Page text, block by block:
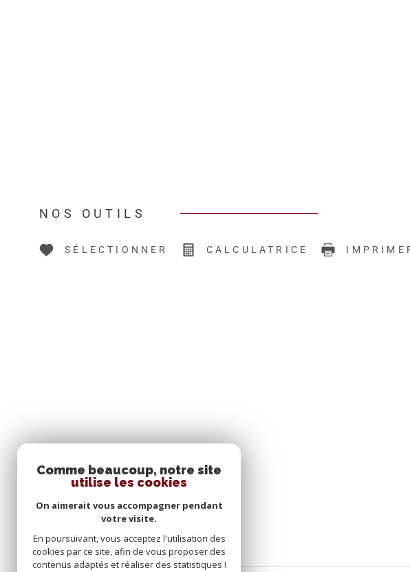
NOS OUTILS
SÉLECTIONNER CALCULATRICE
SE CONNECTER
ESPACE PROPRIÉTAIRE
Comme beaucoup, notre site
utilise les cookies
On aimerait vous accompagner pendant
votre visite.
En poursuivant, vous acceptez l'utilisation des
cookies par ce site, afin de vous proposer des
contenus adaptés et réaliser des statistiques !